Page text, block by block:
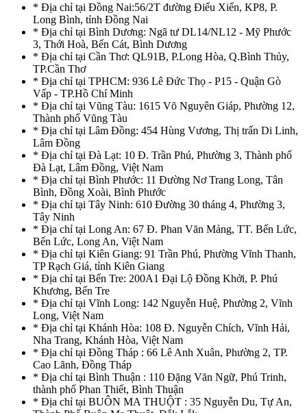
* Địa chỉ tại Đồng Nai:56/2T đường Điểu Xiển, KP8, P.
Long Bình, tỉnh Đồng Nai
* Địa chỉ tại Bình Dương: Ngã tư DL14/NL12 - Mỹ Phước
3, Thới Hoà, Bến Cát, Bình Dương
* Địa chỉ tại Cần Thơ: QL91B, P.Long Hòa, Q.Bình Thủy,
TP.Cần Thơ
* Địa chỉ tại TPHCM: 936 Lê Đức Thọ - P15 - Quận Gò
Vấp - TP.Hồ Chí Minh
* Địa chỉ tại Vũng Tàu: 1615 Võ Nguyên Giáp, Phường 12,
Thành phố Vũng Tàu
* Địa chỉ tại Lâm Đồng: 454 Hùng Vương, Thị trấn Di Linh,
Lâm Đồng
* Địa chỉ tại Đà Lạt: 10 Đ. Trần Phú, Phường 3, Thành phố
Đà Lạt, Lâm Đồng, Việt Nam
* Địa chỉ tại Bình Phước: 11 Đường Nơ Trang Long, Tân
Bình, Đồng Xoài, Bình Phước
* Địa chỉ tại Tây Ninh: 610 Đường 30 tháng 4, Phường 3,
Tây Ninh
* Địa chỉ tại Long An: 67 Đ. Phan Văn Mảng, TT. Bến Lức,
Bến Lức, Long An, Việt Nam
* Địa chỉ tại Kiên Giang: 91 Trần Phú, Phường Vĩnh Thanh,
TP Rạch Giá, tỉnh Kiên Giang
* Địa chỉ tại Bến Tre: 200A1 Đại Lộ Đồng Khởi, P. Phú
Khương, Bến Tre
* Địa chỉ tại Vĩnh Long: 142 Nguyễn Huệ, Phường 2, Vĩnh
Long, Việt Nam
* Địa chỉ tại Khánh Hòa: 108 Đ. Nguyễn Chích, Vĩnh Hải,
Nha Trang, Khánh Hòa, Việt Nam
* Địa chỉ tại Đồng Tháp : 66 Lê Anh Xuân, Phường 2, TP.
Cao Lãnh, Đồng Tháp
* Địa chỉ tại Bình Thuận : 110 Đặng Văn Ngữ, Phú Trinh,
thành phố Phan Thiết, Bình Thuận
* Địa chỉ tại BUÔN MA THUỘT : 35 Nguyễn Du, Tự An,